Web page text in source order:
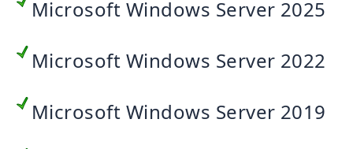
Microsoft Windows Server 2025
Microsoft Windows Server 2022
Microsoft Windows Server 2019